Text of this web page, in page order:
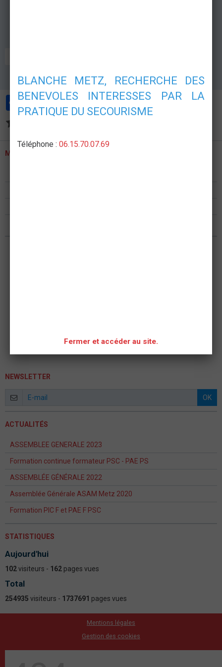
PartagerFacebook
TwitterEmail
MENU
NEWSLETTER
OK
ACTUALITÉS
ASSEMBLEE GENERALE 2023
Formation continue formateur PSC - PAE PS
ASSEMBLÉE GÉNÉRALE 2022
Assemblée Générale ASAM Metz 2020
Formation PIC F et PAE F PSC
STATISTIQUES
Aujourd'hui
102visiteurs - 162 pages vues
Total
254935 visiteurs - 1737691 pages vues
Mentions légales
Gestion des cookies
BLANCHE METZ, RECHERCHE DES
BENEVOLES INTERESSES PAR LA
PRATIQUE DU SECOURISME
Téléphone : 06.15.70.07.69
Fermer et accéder au site.